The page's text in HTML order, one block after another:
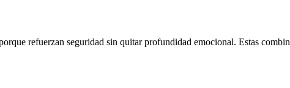
refuerzan seguridad sin quitar profundidad emocional. Estas